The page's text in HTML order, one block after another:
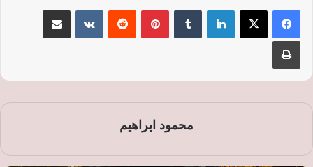
لينكدإن بينتيريست
محمود ابراهيم